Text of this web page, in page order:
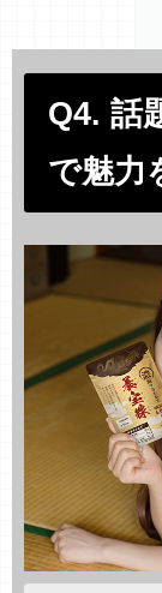
Q4. 話
で魅力